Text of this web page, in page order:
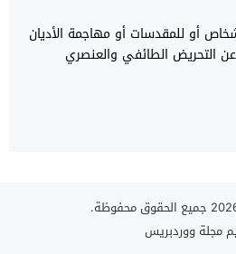
أو للمقدسات أو مهاجمة الأديان
عن التحريض الطائفي والعنصري
مجلة ووردبريس